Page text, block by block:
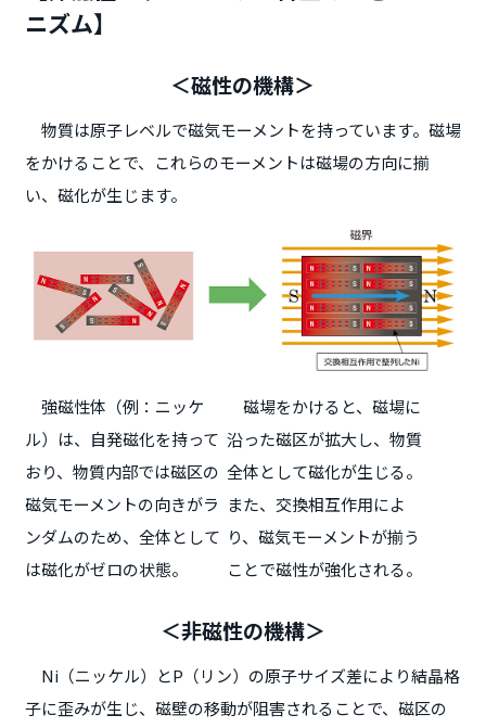
ニズム】
＜磁性の機構＞
物質は原子レベルで磁気モーメントを持っています。磁場
をかけることで、これらのモーメントは磁場の方向に揃
い、磁化が生じます。
強磁性体（例：ニッケ
ル）は、自発磁化を持って
おり、物質内部では磁区の
磁気モーメントの向きがラ
ンダムのため、全体として
は磁化がゼロの状態。
磁場をかけると、磁場に
沿った磁区が拡大し、物質
全体として磁化が生じる。
また、交換相互作用によ
り、磁気モーメントが揃う
ことで磁性が強化される。
＜非磁性の機構＞
Ni（ニッケル）とP（リン）の原子サイズ差により結晶格
子に歪みが生じ、磁壁の移動が阻害されることで、磁区の